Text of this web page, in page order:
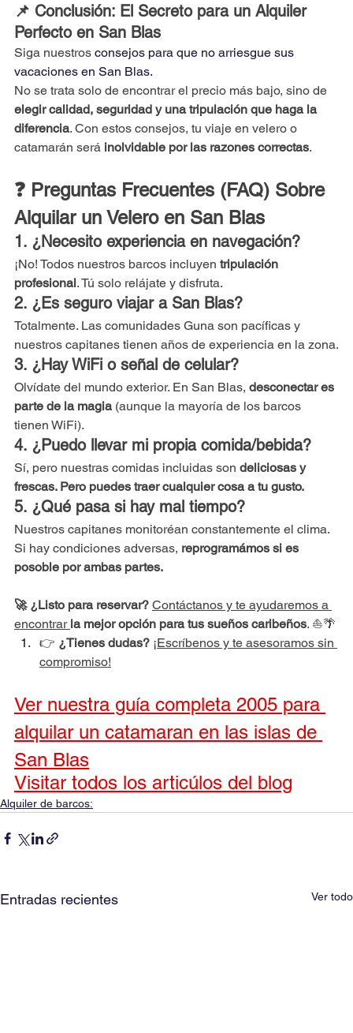
📌 Conclusión: El Secreto para un Alquiler
Perfecto en San Blas
Siga nuestros consejos para que no arriesgue sus
vacaciones en San Blas.
No se trata solo de encontrar el precio más bajo, sino de
elegir calidad, seguridad y una tripulación que haga la
diferencia. Con estos consejos, tu viaje en velero o
catamarán será inolvidable por las razones correctas.
❓ Preguntas Frecuentes (FAQ) Sobre
Alquilar un Velero en San Blas
1. ¿Necesito experiencia en navegación?
¡No! Todos nuestros barcos incluyen tripulación
profesional. Tú solo relájate y disfruta.
2. ¿Es seguro viajar a San Blas?
Totalmente. Las comunidades Guna son pacíficas y
nuestros capitanes tienen años de experiencia en la zona.
3. ¿Hay WiFi o señal de celular?
Olvídate del mundo exterior. En San Blas, desconectar es
parte de la magia (aunque la mayoría de los barcos
tienen WiFi).
4. ¿Puedo llevar mi propia comida/bebida?
Sí, pero nuestras comidas incluidas son deliciosas y
frescas. Pero puedes traer cualquier cosa a tu gusto.
5. ¿Qué pasa si hay mal tiempo?
Nuestros capitanes monitoréan constantemente el clima.
Si hay condiciones adversas, reprogramámos si es
posoble por ambas partes.
🚀 ¿Listo para reservar? Contáctanos y te ayudaremos a
encontrar la mejor opción para tus sueños caribeños. ⛵🌴
👉 ¿Tienes dudas? ¡Escríbenos y te asesoramos sin
compromiso!
Ver nuestra guía completa 2005 para
alquilar un catamaran en las islas de
San Blas
Visitar todos los articúlos del blog
Alquiler de barcos:
Entradas recientes Ver todo